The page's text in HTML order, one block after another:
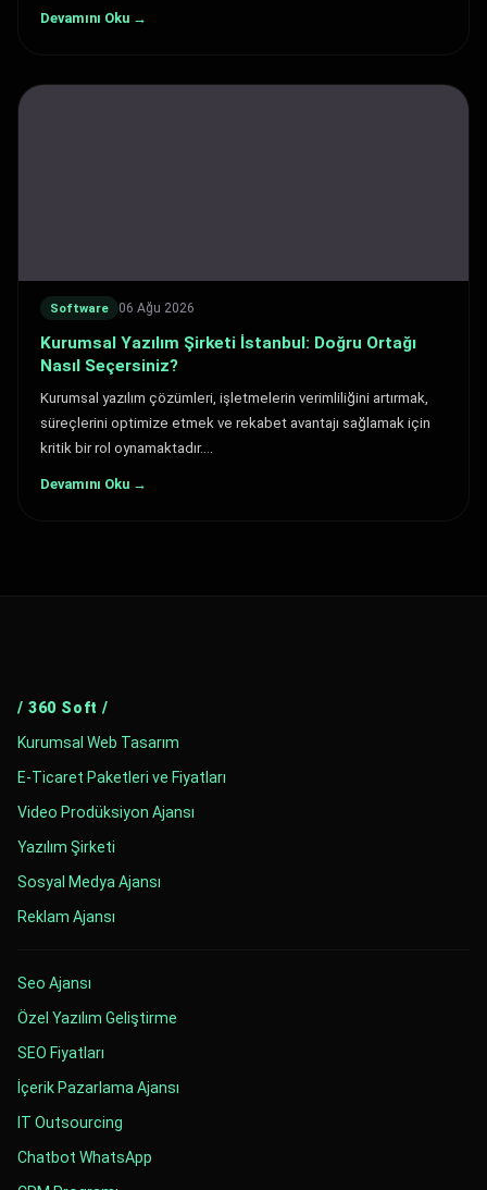
Devamını Oku →
Software 06 Ağu 2026
Kurumsal Yazılım Şirketi İstanbul: Doğru Ortağı
Nasıl Seçersiniz?
Kurumsal yazılım çözümleri, işletmelerin verimliliğini artırmak,
süreçlerini optimize etmek ve rekabet avantajı sağlamak için
kritik bir rol oynamaktadır.…
Devamını Oku →
/ 360 Soft /
Kurumsal Web Tasarım
E-Ticaret Paketleri ve Fiyatları
Video Prodüksiyon Ajansı
Yazılım Şirketi
Sosyal Medya Ajansı
Reklam Ajansı
Seo Ajansı
Özel Yazılım Geliştirme
SEO Fiyatları
İçerik Pazarlama Ajansı
IT Outsourcing
Chatbot WhatsApp